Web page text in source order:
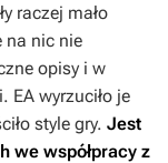
raczej mało
na nic nie
opisy i w
EA wyrzuciło je
style gry. Jest
we współpracy z